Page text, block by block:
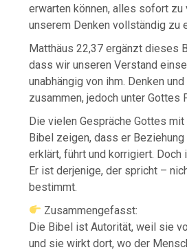
erwarten können, alles sofort
unserem Denken vollständig zu
Matthäus 22,37 ergänzt dieses
dass wir unseren Verstand
unabhängig von ihm. Denken
zusammen, jedoch unter Gottes
Die vielen Gespräche Gottes
Bibel zeigen, dass er Beziehung
erklärt, führt und korrigiert. Doch
Er ist derjenige, der spricht –
bestimmt.
Zusammengefasst:
Die Bibel ist Autorität, weil sie
und sie wirkt dort, wo der